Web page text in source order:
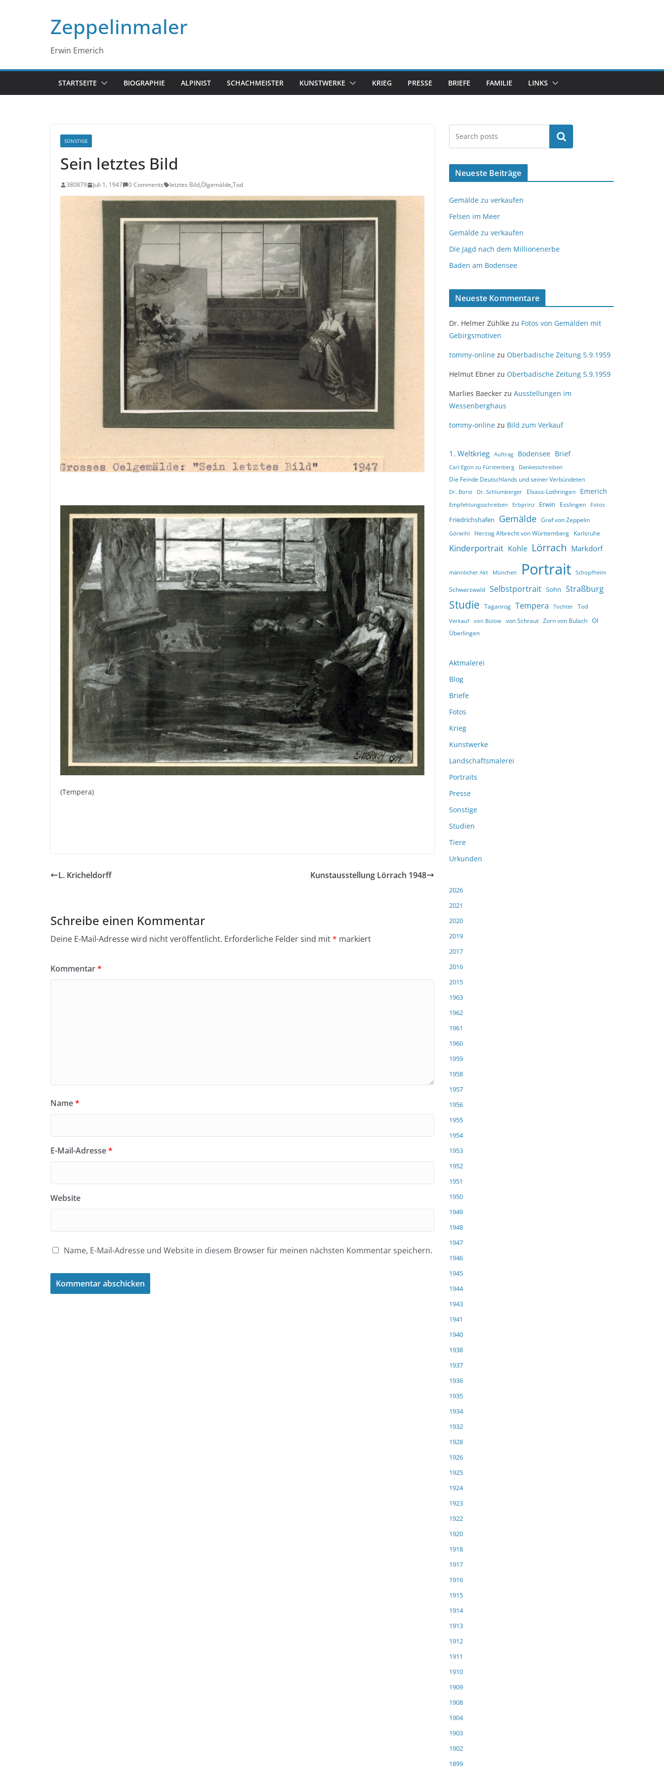
Zeppelinmaler
Erwin Emerich
STARTSEITE BIOGRAPHIE ALPINIST SCHACHMEISTER KUNSTWERKE KRIEG PRESSE BRIEFE FAMILIE LINKS
SONSTIGE
Sein letztes Bild
380879 Juli 1, 1947 0 Comments letztes Bild,Ölgemälde,Tod
(Tempera)
L. Kricheldorff Kunstausstellung Lörrach 1948
Schreibe einen Kommentar
Deine E-Mail-Adresse wird nicht veröffentlicht. Erforderliche Felder sind mit* markiert
Kommentar*
Name*
E-Mail-Adresse*
Website
Name, E-Mail-Adresse und Website in diesem Browser für meinen nächsten Kommentar speichern.
Suchen
Neueste Beiträge
Gemälde zu verkaufen
Felsen im Meer
Gemälde zu verkaufen
Die Jagd nach dem Millionenerbe
Baden am Bodensee
Neueste Kommentare
Dr. Helmer Zühlke zu Fotos von Gemälden mit
Gebirgsmotiven
tommy-online zu Oberbadische Zeitung 5.9.1959
Helmut Ebner zu Oberbadische Zeitung 5.9.1959
Marlies Baecker zu Ausstellungen im
Wessenberghaus
tommy-online zu Bild zum Verkauf
1. Weltkrieg Auftrag Bodensee Brief
Carl Egon zu Fürstenberg Dankesschreiben
Die Feinde Deutschlands und seiner Verbündeten
Dr. Borst Dr. Schlumberger Elsass-Lothringen Emerich
Empfehlungsschreiben Erbprinz Erwin Esslingen Fotos
Friedrichshafen Gemälde Graf von Zeppelin
Görwihl Herzog Albrecht von Württemberg Karlsruhe
Kinderportrait Kohle Lörrach Markdorf
männlicher Akt München Portrait Schopfheim
Schwarzwald Selbstportrait Sohn Straßburg
Studie Taganrog Tempera Tochter Tod
Verkauf von Bülow von Schraut Zorn von Bulach Öl
Überlingen
Aktmalerei
Blog
Briefe
Fotos
Krieg
Kunstwerke
Landschaftsmalerei
Portraits
Presse
Sonstige
Studien
Tiere
Urkunden
2026
2021
2020
2019
2017
2016
2015
1963
1962
1961
1960
1959
1958
1957
1956
1955
1954
1953
1952
1951
1950
1949
1948
1947
1946
1945
1944
1943
1941
1940
1938
1937
1936
1935
1934
1932
1928
1926
1925
1924
1923
1922
1920
1918
1917
1916
1915
1914
1913
1912
1911
1910
1909
1908
1904
1903
1902
1899